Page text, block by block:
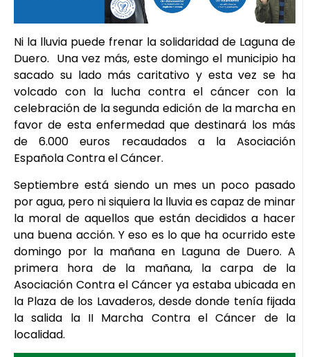
Ni la lluvia puede frenar la solidaridad de Laguna de
Duero. Una vez más, este domingo el municipio ha
sacado su lado más caritativo y esta vez se ha
volcado con la lucha contra el cáncer con la
celebración de la segunda edición de la marcha en
favor de esta enfermedad que destinará los más
de 6.000 euros recaudados a la Asociación
Española Contra el Cáncer.
Septiembre está siendo un mes un poco pasado
por agua, pero ni siquiera la lluvia es capaz de minar
la moral de aquellos que están decididos a hacer
una buena acción. Y eso es lo que ha ocurrido este
domingo por la mañana en Laguna de Duero. A
primera hora de la mañana, la carpa de la
Asociación Contra el Cáncer ya estaba ubicada en
la Plaza de los Lavaderos, desde donde tenía fijada
la salida la II Marcha Contra el Cáncer de la
localidad.